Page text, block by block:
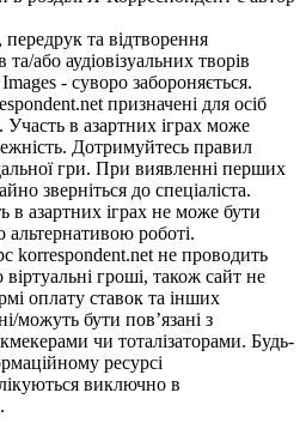
та відтворення
або аудіовізуальних творів
- суворо забороняється.
призначені для осіб
в азартних іграх може
Дотримуйтесь правил
гри. При виявленні перших
зверніться до спеціаліста.
в азартних іграх не може бути
альтернативою роботі.
korrespondent.net не проводить
віртуальні гроші, також сайт не
оплату ставок та інших
можуть бути пов’язані з
чи тоталізаторами. Будь-
ресурсі
виключно в